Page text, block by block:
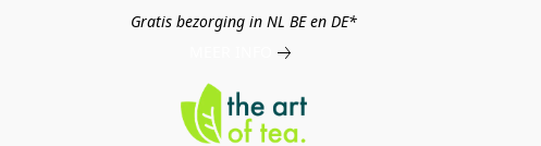
Gratis bezorging in NL BE en DE*